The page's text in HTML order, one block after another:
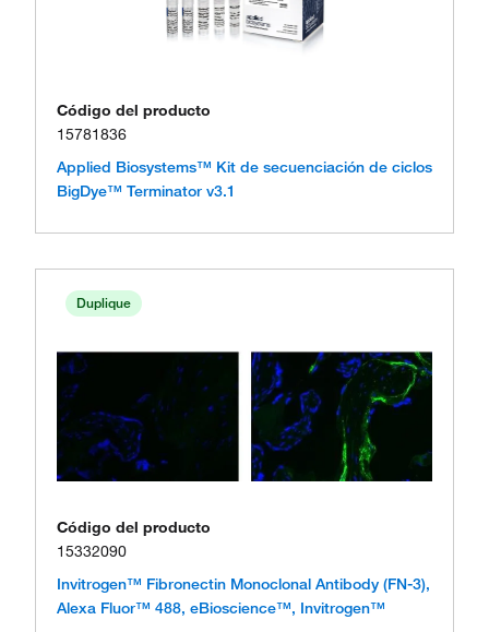
Código del producto
15781836
Applied Biosystems™ Kit de secuenciación de ciclos
BigDye™ Terminator v3.1
Duplique
Código del producto
15332090
Invitrogen™ Fibronectin Monoclonal Antibody (FN-3),
Alexa Fluor™ 488, eBioscience™, Invitrogen™